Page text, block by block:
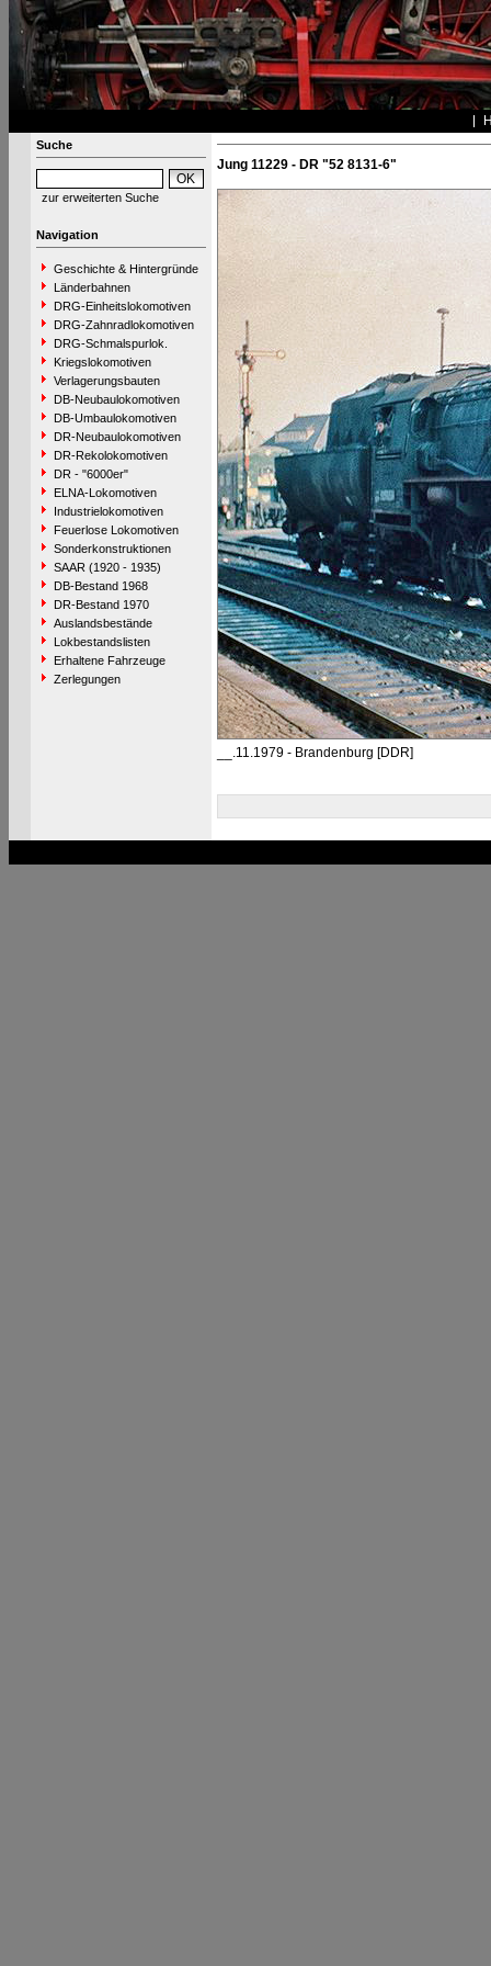
Suche
zur erweiterten Suche
Navigation
Geschichte & Hintergründe
Länderbahnen
DRG-Einheitslokomotiven
DRG-Zahnradlokomotiven
DRG-Schmalspurlok.
Kriegslokomotiven
Verlagerungsbauten
DB-Neubaulokomotiven
DB-Umbaulokomotiven
DR-Neubaulokomotiven
DR-Rekolokomotiven
DR - "6000er"
ELNA-Lokomotiven
Industrielokomotiven
Feuerlose Lokomotiven
Sonderkonstruktionen
SAAR (1920 - 1935)
DB-Bestand 1968
DR-Bestand 1970
Auslandsbestände
Lokbestandslisten
Erhaltene Fahrzeuge
Zerlegungen
Jung 11229 - DR "52 8131-6"
__.11.1979 - Brandenburg [DDR]